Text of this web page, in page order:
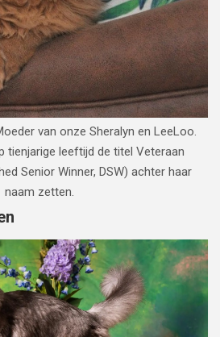
van onze Sheralyn en LeeLoo.
tienjarige leeftijd de titel Veteraan
Senior Winner, DSW) achter haar
naam zetten.